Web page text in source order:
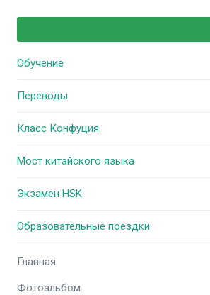
Обучение
Переводы
Класс Конфуция
Мост китайского языка
Экзамен HSK
Образовательные поездки
Главная
Фотоальбом